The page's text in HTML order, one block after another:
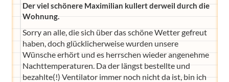
Der viel schönere Maximilian kullert derweil durch die
Wohnung.
Sorry an alle, die sich über das schöne Wetter gefreut
haben, doch glücklicherweise wurden unsere
Wünsche erhört und es herrschen wieder angenehme
Nachttemperaturen. Da der längst bestellte und
bezahlte(!) Ventilator immer noch nicht da ist, bin ich